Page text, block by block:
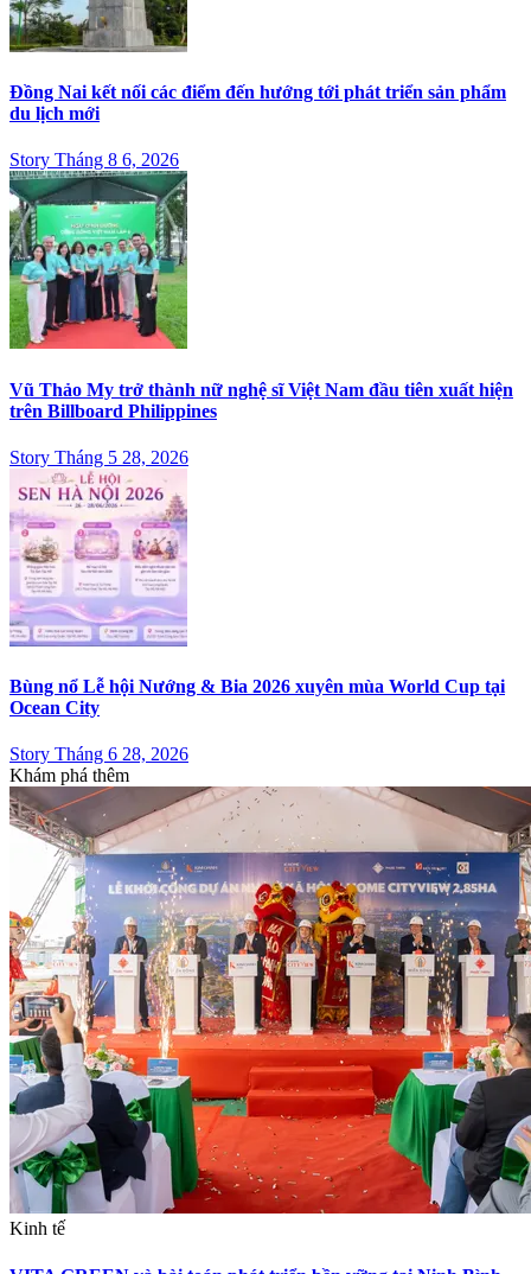
Đồng Nai kết nối các điểm đến hướng tới phát triển sản phẩm
du lịch mới
Story Tháng 8 6, 2026
Vũ Thảo My trở thành nữ nghệ sĩ Việt Nam đầu tiên xuất hiện
trên Billboard Philippines
Story Tháng 5 28, 2026
Bùng nổ Lễ hội Nướng & Bia 2026 xuyên mùa World Cup tại
Ocean City
Story Tháng 6 28, 2026
Khám phá thêm
Kinh tế